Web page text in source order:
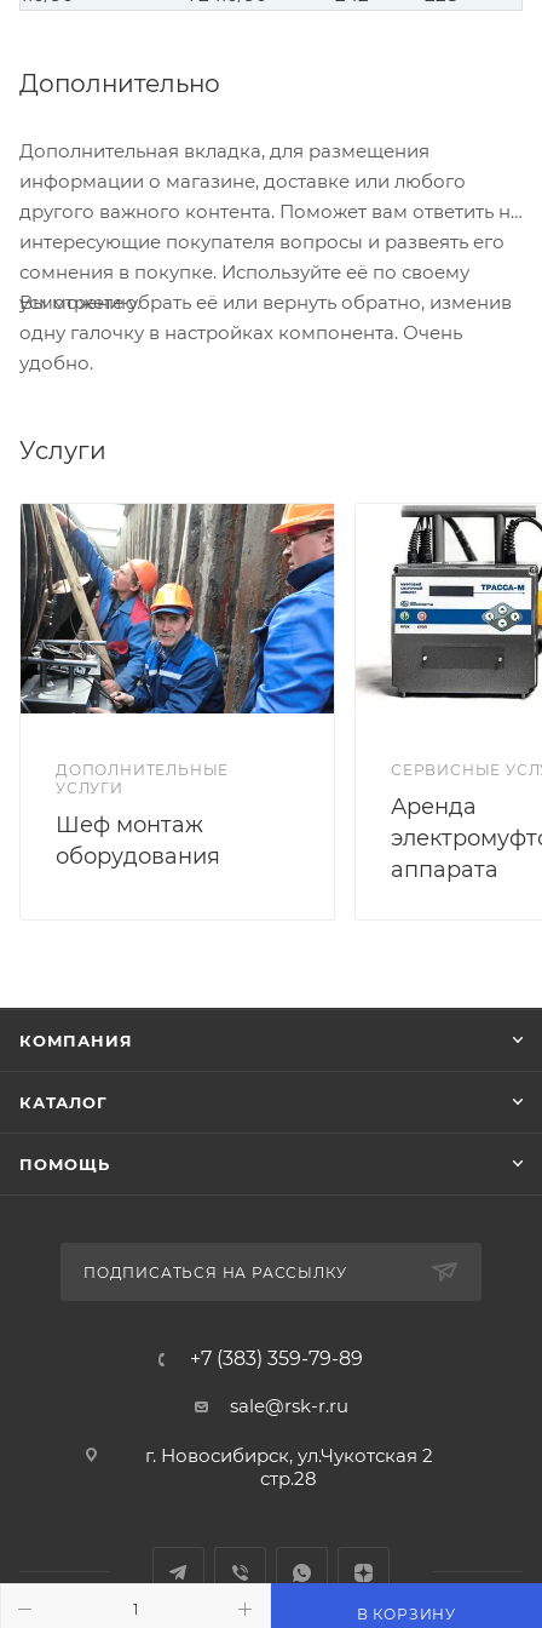
В КОРЗИНУ
Дополнительно
Дополнительная вкладка, для размещения
информации о магазине, доставке или любого
другого важного контента. Поможет вам ответить на
интересующие покупателя вопросы и развеять его
сомнения в покупке. Используйте её по своему
усмотрению.
Вы можете убрать её или вернуть обратно, изменив
одну галочку в настройках компонента. Очень
удобно.
Услуги
ДОПОЛНИТЕЛЬНЫЕ
УСЛУГИ
Шеф монтаж
оборудования
СЕРВИСНЫЕ
Аренда
аппарата
КОМПАНИЯ
КАТАЛОГ
ПОМОЩЬ
ПОДПИСАТЬСЯ НА РАССЫЛКУ
+7 (383) 359-79-89
sale@rsk-r.ru
г. Новосибирск, ул.Чукотская 2
стр.28